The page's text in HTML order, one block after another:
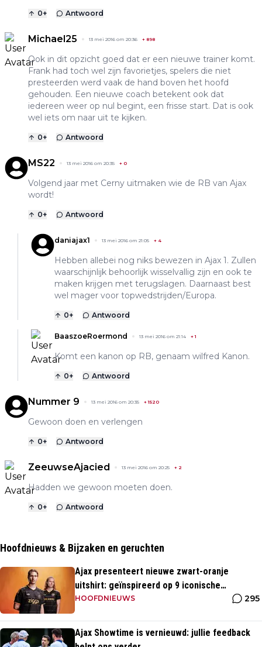
0+ Antwoord
Michael25 13 mei 2016 om 20:36 + 898
Ook in dit opzicht goed dat er een nieuwe trainer komt.
Frank had toch wel zijn favorietjes, spelers die niet
presteerden werd vaak de hand boven het hoofd
gehouden. Een nieuwe coach betekent ook dat
iedereen weer op nul begint, een frisse start. Dat is ook
wel iets om naar uit te kijken.
0+ Antwoord
MS22 13 mei 2016 om 20:35 + 0
Volgend jaar met Cerny uitmaken wie de RB van Ajax
wordt!
0+ Antwoord
daniajax1 13 mei 2016 om 21:05 + 4
Hebben allebei nog niks bewezen in Ajax 1. Zullen
waarschijnlijk behoorlijk wisselvallig zijn en ook te
maken krijgen met terugslagen. Daarnaast best
wel mager voor topwedstrijden/Europa.
0+ Antwoord
BaaszoeRoermond 13 mei 2016 om 21:14 +1
Komt een kanon op RB, genaam wilfred Kanon.
0+ Antwoord
Nummer 9 13 mei 2016 om 20:35 +1520
Gewoon doen en verlengen
0+ Antwoord
ZeeuwseAjacied 13 mei 2016 om 20:25 + 2
Hadden we gewoon moeten doen.
0+ Antwoord
Hoofdnieuws & Bijzaken en geruchten
Ajax presenteert nieuwe zwart-oranje
uitshirt: geïnspireerd op 9 iconische
momenten uit clubhistorie
HOOFDNIEUWS 295
Ajax Showtime is vernieuwd: jullie feedback